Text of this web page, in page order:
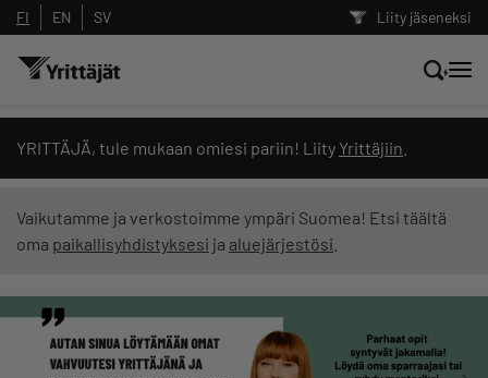
Liity jäseneksi
FI EN SV
YRITTÄJÄ, tule mukaan omiesi pariin! Liity Yrittäjiin
Vaikutamme ja verkostoimme ympäri Suomea! Etsi täältä
oma paikallisyhdistyksesi ja aluejärjestösi
Hae sivustolta tai kysy suoraan
Yrittäjien tekoälyltä
Suodata hakutuloksia: näytä kaikki sisältö